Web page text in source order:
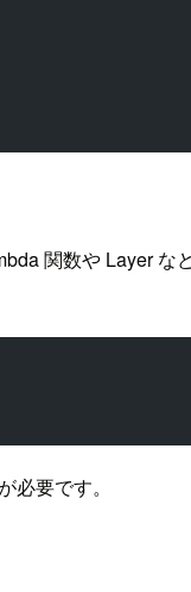
関数や Layer な
要です。